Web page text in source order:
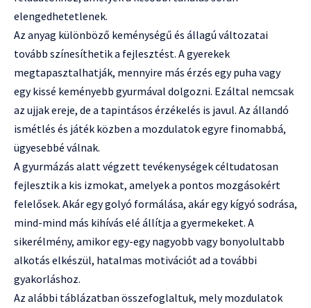
elengedhetetlenek.
Az anyag különböző keménységű és állagú változatai
tovább színesíthetik a fejlesztést. A gyerekek
megtapasztalhatják, mennyire más érzés egy puha vagy
egy kissé keményebb gyurmával dolgozni. Ezáltal nemcsak
az ujjak ereje, de a tapintásos érzékelés is javul. Az állandó
ismétlés és játék közben a mozdulatok egyre finomabbá,
ügyesebbé válnak.
A gyurmázás alatt végzett tevékenységek céltudatosan
fejlesztik a kis izmokat, amelyek a pontos mozgásokért
felelősek. Akár egy golyó formálása, akár egy kígyó sodrása,
mind-mind más kihívás elé állítja a gyermekeket. A
sikerélmény, amikor egy-egy nagyobb vagy bonyolultabb
alkotás elkészül, hatalmas motivációt ad a további
gyakorláshoz.
Az alábbi táblázatban összefoglaltuk, mely mozdulatok